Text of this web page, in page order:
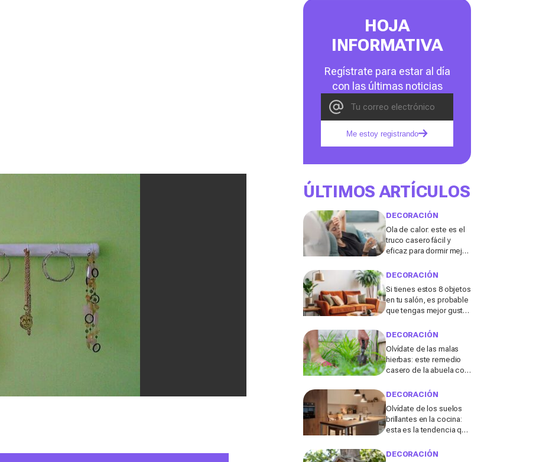
HOJA
INFORMATIVA
Regístrate para estar al día
con las últimas noticias
Me estoy registrando
ÚLTIMOS ARTÍCULOS
DECORACIÓN
Ola de calor: este es el
truco casero fácil y
eficaz para dormir mejor
DECORACIÓN
Si tienes estos 8 objetos
en tu salón, es probable
que tengas mejor gusto
DECORACIÓN
Olvídate de las malas
hierbas: este remedio
casero de la abuela con
tienes ya en tu cocina
DECORACIÓN
Olvídate de los suelos
brillantes en la cocina:
esta es la tendencia que
una diseñadora de
DECORACIÓN